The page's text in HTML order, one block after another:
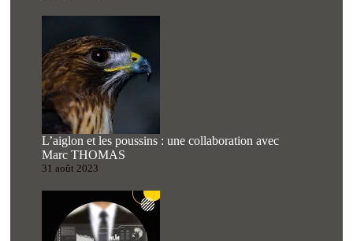
L’aiglon et les poussins : une collaboration avec
Marc THOMAS
31 août 2023